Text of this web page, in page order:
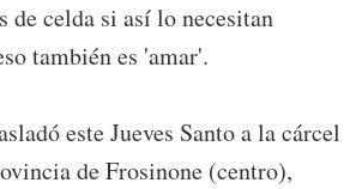
de celda si así lo necesitan
también es 'amar'.
este Jueves Santo a la cárcel
de Frosinone (centro),